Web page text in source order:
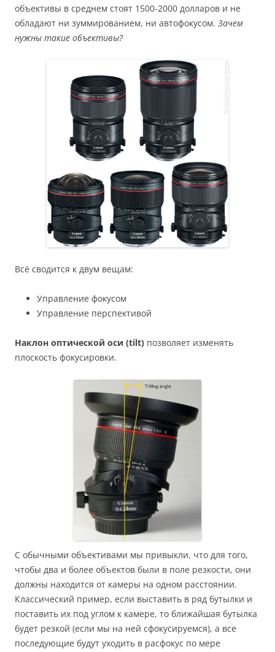
объективы в среднем стоят 1500-2000 долларов и не
обладают ни зуммированием, ни автофокусом. Зачем
нужны такие объективы?
Всё сводится к двум вещам:
Управление фокусом
Управление перспективой
Наклон оптической оси (tilt) позволяет изменять
плоскость фокусировки.
С обычными объективами мы привыкли, что для того,
чтобы два и более объектов были в поле резкости, они
должны находится от камеры на одном расстоянии.
Классический пример, если выставить в ряд бутылки и
поставить их под углом к камере, то ближайшая бутылка
будет резкой (если мы на ней сфокусируемся), а все
последующие будут уходить в расфокус по мере